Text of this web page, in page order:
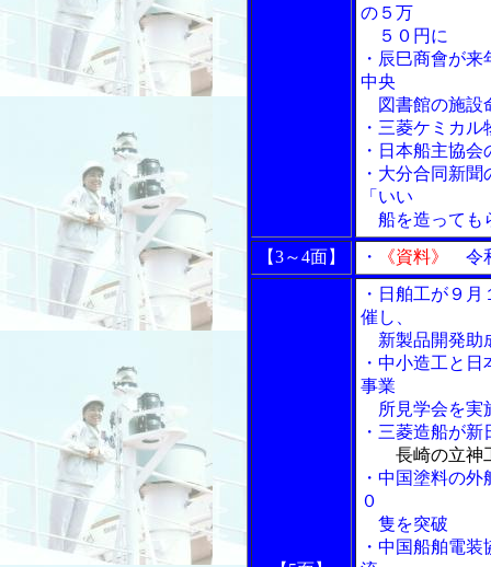
の５万
５０円に
・辰巳商會が
中央
図書館の施設
・三菱ケミカ
・日本船主協
・大分合同新
「いい
船を造っても
【3～4面】
・ 《資料》 令
・日舶工が９
催し、
新製品開発助
・中小造工と
事業
所見学会を実
・三菱造船が
長崎の立神
・中国塗料の
０
隻を突破
・中国船舶電